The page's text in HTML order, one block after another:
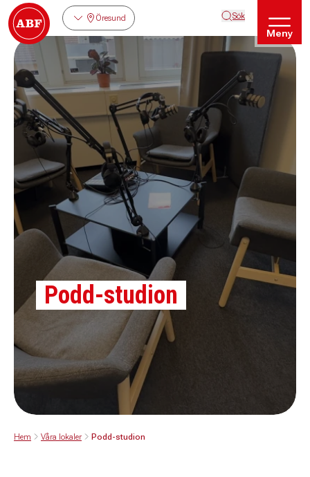
Öresund Sök
Meny
Podd-studion
Hem Våra lokaler Podd-studion